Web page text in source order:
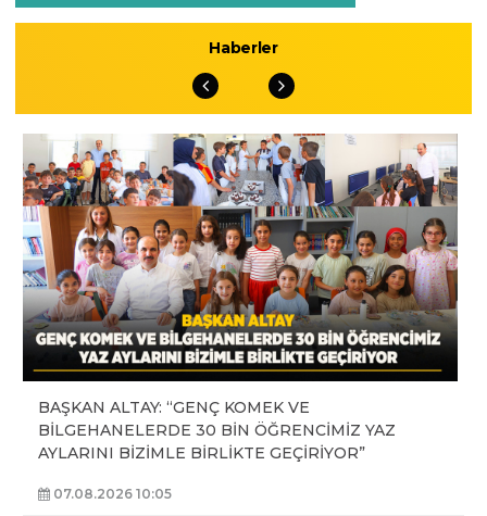
Haberler
BAŞKAN ALTAY: “GENÇ KOMEK VE
BİLGEHANELERDE 30 BİN ÖĞRENCİMİZ YAZ
AYLARINI BİZİMLE BİRLİKTE GEÇİRİYOR”
07.08.2026 10:05